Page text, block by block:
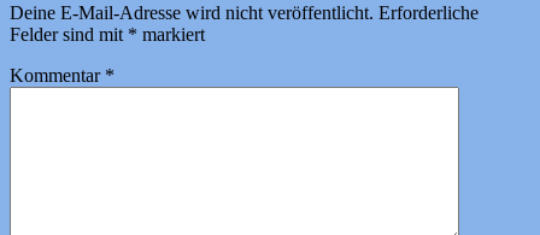
Deine E-Mail-Adresse wird nicht veröffentlicht. Erforderliche
Felder sind mit * markiert
Kommentar *